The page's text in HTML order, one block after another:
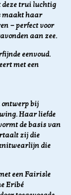
deze trui luchtig
maakt haar
— perfect voor
aan zee.
eenvoud.
met een
ontwerp bij
Haar liefde
de basis van
zij die
die
een Fairisle
Eribé